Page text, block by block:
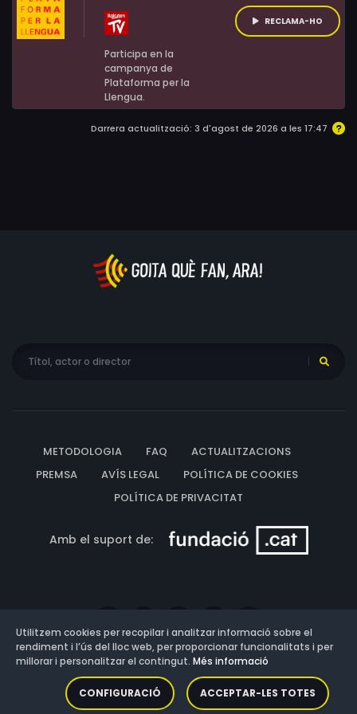
Participa en la
campanya de
Plataforma per la
Llengua.
RECLAMA-HO
Darrera actualització: 3 d'agost de 2026 a les 17:47
METODOLOGIA FAQ
ACTUALITZACIONS
PREMSA
AVÍS LEGAL
POLÍTICA DE COOKIES
POLÍTICA DE PRIVACITAT
Amb el suport de:
Versió: 3.13.0.202607011342
Utilitzem cookies per recopilar i analitzar informació sobre el
rendiment i l’ús del lloc web, per proporcionar funcionalitats i per
millorar i personalitzar el contingut. Més informació
CONFIGURACIÓ ACCEPTAR-LES TOTES